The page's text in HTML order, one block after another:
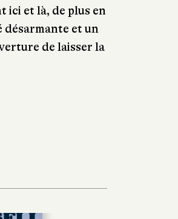
ici et là, de plus en
désarmante et un
de laisser la